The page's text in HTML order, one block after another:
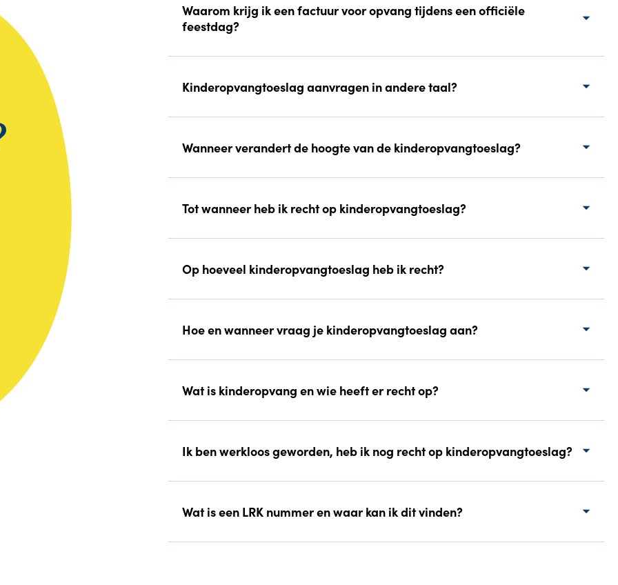
Waarom krijg ik een factuur voor opvang tijdens een officiële
feestdag?
Kinderopvangtoeslag aanvragen in andere taal?
Wanneer verandert de hoogte van de kinderopvangtoeslag?
Tot wanneer heb ik recht op kinderopvangtoeslag?
Op hoeveel kinderopvangtoeslag heb ik recht?
Hoe en wanneer vraag je kinderopvangtoeslag aan?
Wat is kinderopvang en wie heeft er recht op?
Ik ben werkloos geworden, heb ik nog recht op kinderopvangtoeslag?
Wat is een LRK nummer en waar kan ik dit vinden?